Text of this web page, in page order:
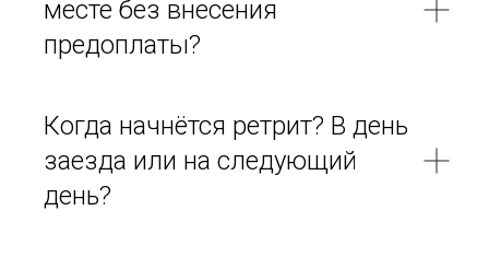
месте без внесения
предоплаты?
Когда начнётся ретрит? В день
заезда или на следующий
день?